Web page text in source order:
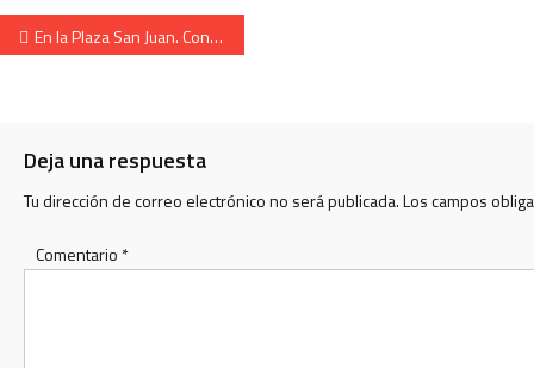
Navegación de entradas
En la Plaza San Juan. Con nuestra cantinera Lula Etcheverry. Año 1987
Deja una respuesta
Tu dirección de correo electrónico no será publicada.Los campos
Comentario *